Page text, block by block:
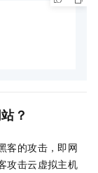
？
客的攻击，即网
攻击云虚拟主机